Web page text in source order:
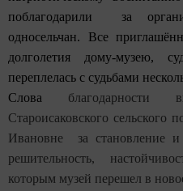
поблагодарили за
односельчан. Все
долголетия дому-музею,
переплелась с судьбами
Слова
Староисаковского сельского
Ивановне за становление
решительность,
которым музей перешел в